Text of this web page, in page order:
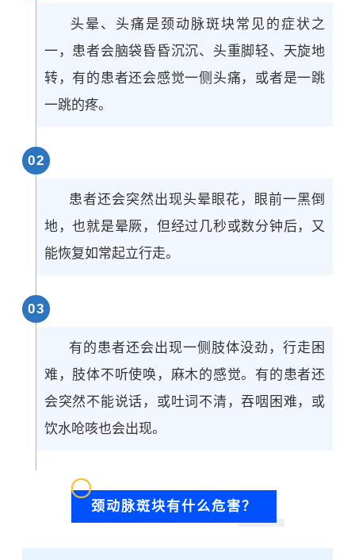
头晕、头痛是颈动脉斑块常见的症状之
一，患者会脑袋昏昏沉沉、头重脚轻、天旋地
转，有的患者还会感觉一侧头痛，或者是一跳
一跳的疼。
02
患者还会突然出现头晕眼花，眼前一黑倒
地，也就是晕厥，但经过几秒或数分钟后，又
能恢复如常起立行走。
03
有的患者还会出现一侧肢体没劲，行走困
难，肢体不听使唤，麻木的感觉。有的患者还
会突然不能说话，或吐词不清，吞咽困难，或
饮水呛咳也会出现。
颈动脉斑块有什么危害？